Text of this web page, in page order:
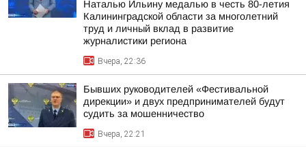
Наталью Ильину медалью в честь 80-летия
Калининградской области за многолетний
труд и личный вклад в развитие
журналистики региона
Вчера, 22:36
Бывших руководителей «Фестивальной
дирекции» и двух предпринимателей будут
судить за мошенничество
Вчера, 22:21